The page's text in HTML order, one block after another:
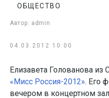
Автор: admin
ОБЩЕСТВО
04.03.2012 10:00
Елизавета Голованова из
«Мисс Россия-2012». Его
вечером в концертном